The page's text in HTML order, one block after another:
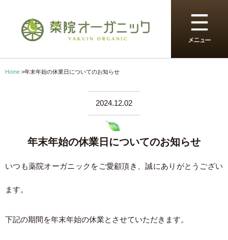
Home >年末年始の休業日についてのお知らせ
2024.12.02
年末年始の休業日についてのお知らせ
いつも薬院オーガニックをご愛顧頂き、誠にありがとうござい
ます。
下記の期間を年末年始の休業とさせていただきます。